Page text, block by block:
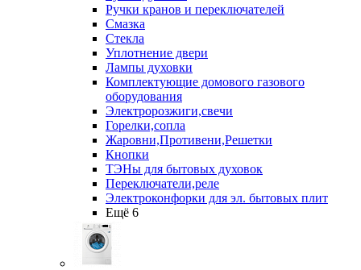
Ручки кранов и переключателей
Смазка
Стекла
Уплотнение двери
Лампы духовки
Комплектующие домового газового
оборудования
Электророзжиги,свечи
Горелки,сопла
Жаровни,Противени,Решетки
Кнопки
ТЭНы для бытовых духовок
Переключатели,реле
Электроконфорки для эл. бытовых плит
Ещё 6